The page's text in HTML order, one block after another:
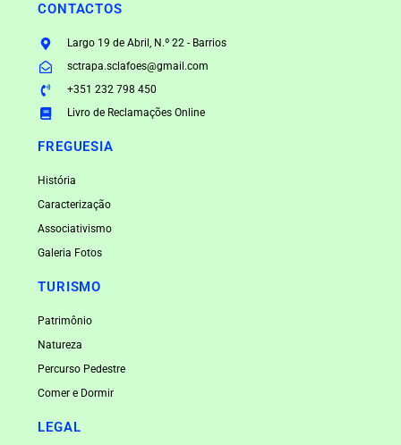
CONTACTOS
Largo 19 de Abril, N.º 22 - Barrios
sctrapa.sclafoes@gmail.com
+351 232 798 450
Livro de Reclamações Online
FREGUESIA
História
Caracterização
Associativismo
Galeria Fotos
TURISMO
Patrimônio
Natureza
Percurso Pedestre
Comer e Dormir
LEGAL